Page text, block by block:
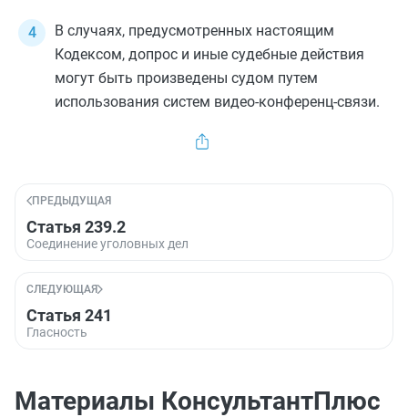
В случаях, предусмотренных настоящим
Кодексом, допрос и иные судебные действия
могут быть произведены судом путем
использования систем видео-конференц-связи.
ПРЕДЫДУЩАЯ
Статья 239.2
Соединение уголовных дел
СЛЕДУЮЩАЯ
Статья 241
Гласность
Материалы КонсультантПлюс